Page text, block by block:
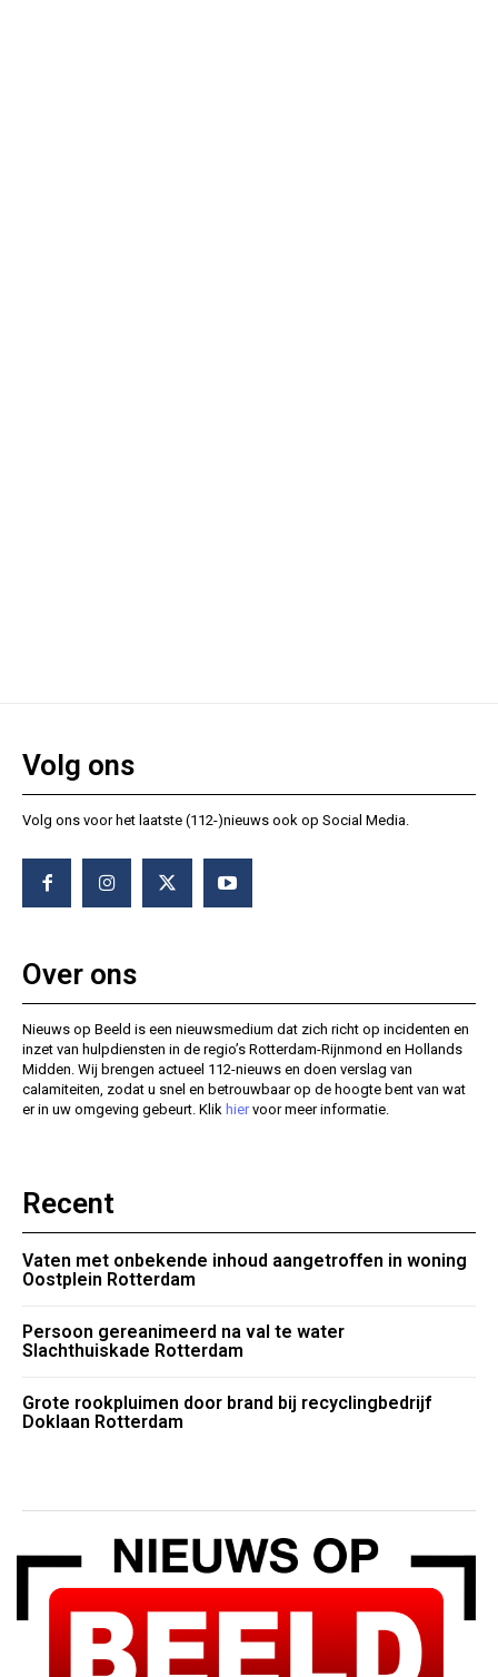
Volg ons
Volg ons voor het laatste (112-)nieuws ook op Social Media.
Over ons
Nieuws op Beeld is een nieuwsmedium dat zich richt op incidenten en
inzet van hulpdiensten in de regio’s Rotterdam-Rijnmond en Hollands
Midden. Wij brengen actueel 112-nieuws en doen verslag van
calamiteiten, zodat u snel en betrouwbaar op de hoogte bent van wat
er in uw omgeving gebeurt. Klik hiervoor meer informatie.
Recent
Vaten met onbekende inhoud aangetroffen in woning
Oostplein Rotterdam
Persoon gereanimeerd na val te water
Slachthuiskade Rotterdam
Grote rookpluimen door brand bij recyclingbedrijf
Doklaan Rotterdam